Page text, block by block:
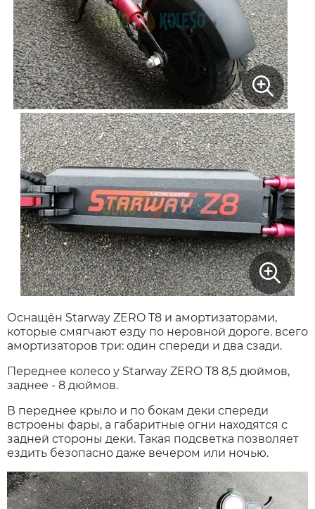
Оснащён Starway ZERO T8 и амортизаторами,
которые смягчают езду по неровной дороге. всего
амортизаторов три: один спереди и два сзади.
Переднее колесо у Starway ZERO T8 8,5 дюймов,
заднее - 8 дюймов.
В переднее крыло и по бокам деки спереди
встроены фары, а габаритные огни находятся с
задней стороны деки. Такая подсветка позволяет
ездить безопасно даже вечером или ночью.